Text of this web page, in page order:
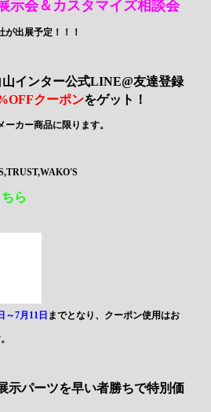
示会＆カスタマイズ相談会
が出展予定！！！
山インター公式LINE@友達登録
クーポンをゲット！
カー商品に限ります。
ら
～7月11日 までとなり、クーポン使用はお
示パーツを早い者勝ちで特別価